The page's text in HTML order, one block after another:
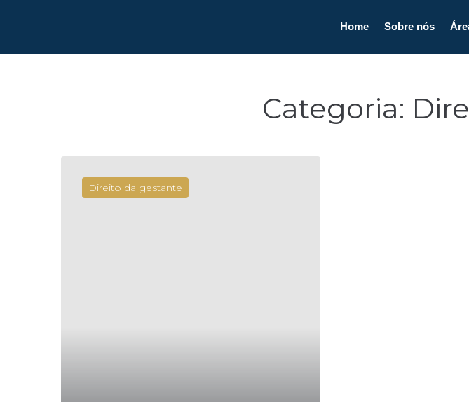
Home Sobre nós
Categoria:
Direito da gestante